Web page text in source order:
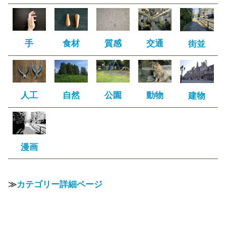
手 食材 質感 交通 街並
人工 自然 公園 動物 建物
漫画
≫カテゴリー詳細ページ